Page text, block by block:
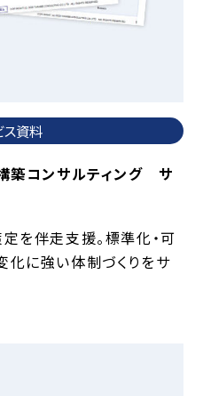
ス資料
築コンサルティング サ
を伴走支援。標準化・可
に強い体制づくりをサ